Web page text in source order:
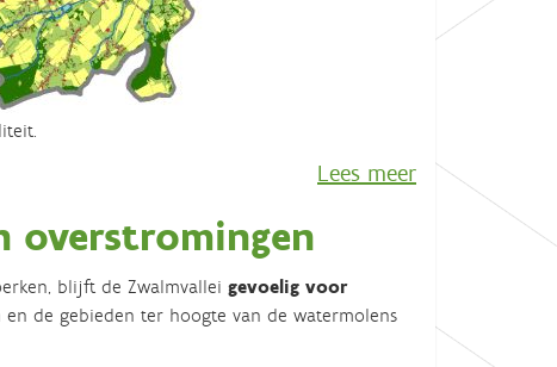
Lees meer
overstromingen
blijft de Zwalmvallei gevoelig voor
en de gebieden ter hoogte van de watermolens